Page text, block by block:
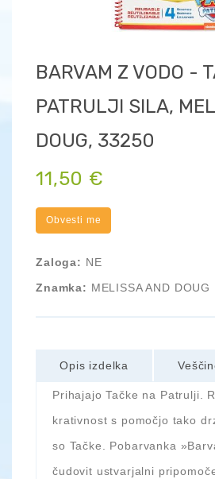
BARVAM Z VODO -
PATRULJI SILA,
DOUG, 33250
11,50 €
Obvesti me
Zaloga: NE
Znamka: MELISSA AND DOUG
Opis izdelka
Prihajajo Tačke na Patrulji.
krativnost s pomočjo tako
so Tačke. Pobarvanka
čudovit ustvarjalni